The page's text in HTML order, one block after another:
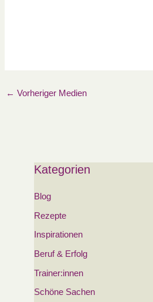
← Vorheriger Medien
Kategorien
Blog
Rezepte
Inspirationen
Beruf & Erfolg
Trainer:innen
Schöne Sachen